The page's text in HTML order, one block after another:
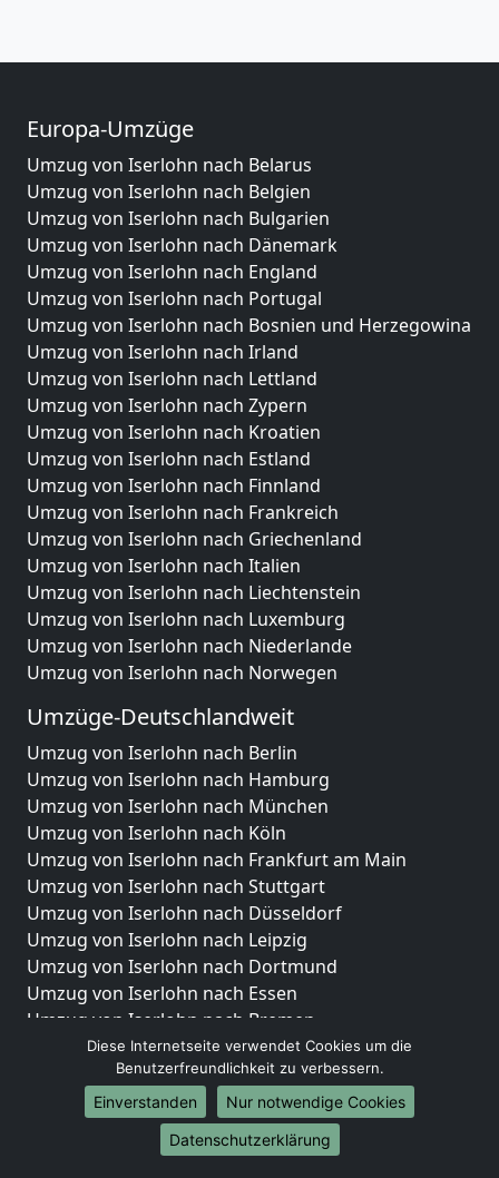
Europa-Umzüge
Umzug von Iserlohn nach Belarus
Umzug von Iserlohn nach Belgien
Umzug von Iserlohn nach Bulgarien
Umzug von Iserlohn nach Dänemark
Umzug von Iserlohn nach England
Umzug von Iserlohn nach Portugal
Umzug von Iserlohn nach Bosnien und Herzegowina
Umzug von Iserlohn nach Irland
Umzug von Iserlohn nach Lettland
Umzug von Iserlohn nach Zypern
Umzug von Iserlohn nach Kroatien
Umzug von Iserlohn nach Estland
Umzug von Iserlohn nach Finnland
Umzug von Iserlohn nach Frankreich
Umzug von Iserlohn nach Griechenland
Umzug von Iserlohn nach Italien
Umzug von Iserlohn nach Liechtenstein
Umzug von Iserlohn nach Luxemburg
Umzug von Iserlohn nach Niederlande
Umzug von Iserlohn nach Norwegen
Umzüge-Deutschlandweit
Umzug von Iserlohn nach Berlin
Umzug von Iserlohn nach Hamburg
Umzug von Iserlohn nach München
Umzug von Iserlohn nach Köln
Umzug von Iserlohn nach Frankfurt am Main
Umzug von Iserlohn nach Stuttgart
Umzug von Iserlohn nach Düsseldorf
Umzug von Iserlohn nach Leipzig
Umzug von Iserlohn nach Dortmund
Umzug von Iserlohn nach Essen
Umzug von Iserlohn nach Bremen
Umzug von Iserlohn nach Dresden
Umzug von Iserlohn nach Hannover
Umzug von Iserlohn nach Nürnberg
Umzug von Iserlohn nach Duisburg
Umzug von Iserlohn nach Bochum
Diese Internetseite verwendet Cookies um die
Benutzerfreundlichkeit zu verbessern.
Einverstanden
Nur notwendige Cookies
Datenschutzerklärung